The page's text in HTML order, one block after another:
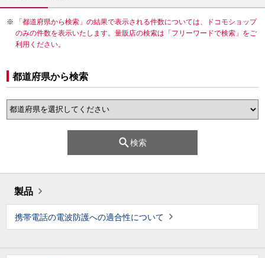
「都道府県から検索」の結果で表示される件数については、ドコモショップ
のみの件数を表示いたします。量販店の検索は「フリーワードで検索」をご
利用ください。
都道府県から検索
検索
製品
携帯電話の電波防護への適合性について